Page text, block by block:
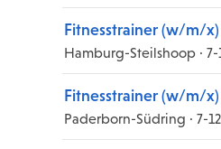
Fitnesstrainer (w/m/
Hamburg-Steilshoop ·
Fitnesstrainer (w/m/
Paderborn-Südring · 7-